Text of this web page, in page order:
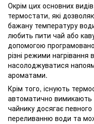
Окрім цих основних
термостати, які
бажану температуру
любить пити чай або
допомогою
різні режими
насолоджуватися
ароматами.
Крім того, існують
автоматично
чайнику досягає
переливанню води та